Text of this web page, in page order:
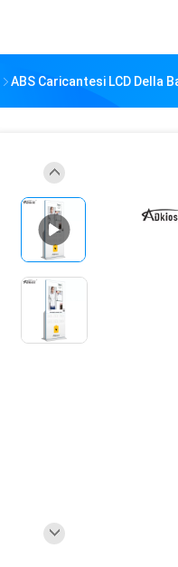
ABS Caricantesi LCD Della